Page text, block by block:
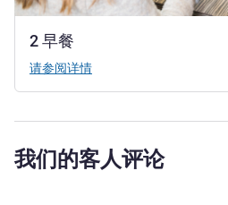
2 早餐
请参阅详情
我们的客人评论